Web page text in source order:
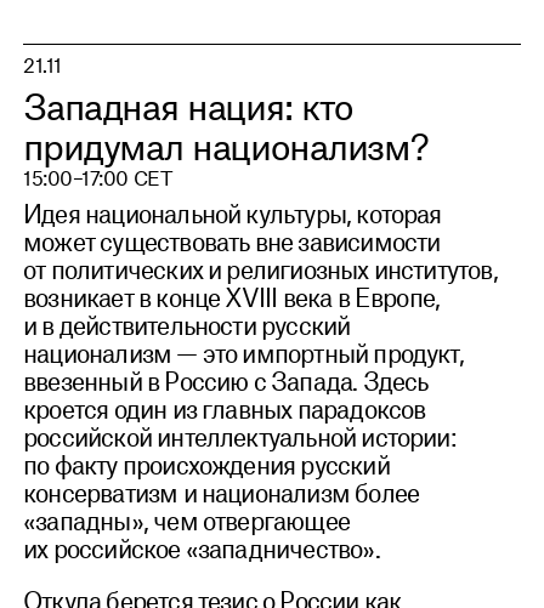
21.11
Западная нация: кто
придумал национализм?
15:00–17:00 CET
Идея национальной культуры, которая
может существовать вне зависимости
от политических и религиозных институтов,
возникает в конце XVIII века в Европе,
и в действительности русский
национализм — это импортный продукт,
ввезенный в Россию с Запада. Здесь
кроется один из главных парадоксов
российской интеллектуальной истории:
по факту происхождения русский
консерватизм и национализм более
«западны», чем отвергающее
их российское «западничество».
Откуда берется тезис о России как